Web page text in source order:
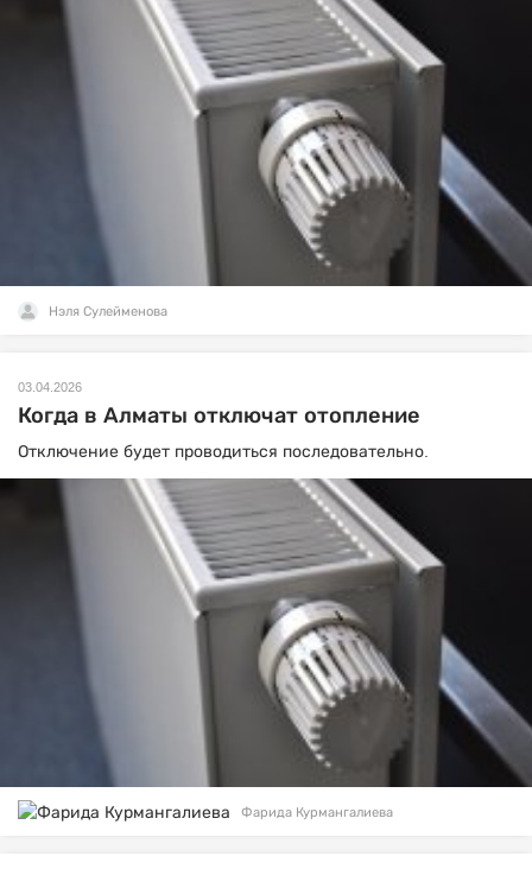
Нэля Сулейменова
03.04.2026
Когда в Алматы отключат отопление
Отключение будет проводиться последовательно.
Фарида Курмангалиева